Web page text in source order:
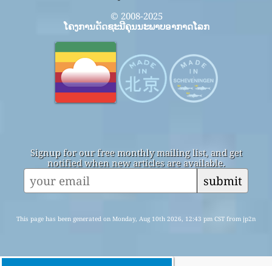
© 2008-2025
ໂຄງການດັດຊະນີຄຸນນະພາບອາກາດໂລກ
Signup for our free monthly mailing list, and get
notified when new articles are available.
submit
This page has been generated on Monday, Aug 10th 2026, 12:43 pm CST from jp2n